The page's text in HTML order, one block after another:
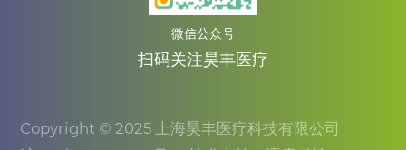
微信公众号
扫码关注昊丰医疗
Copyright © 2025 上海昊丰医疗科技有限公司